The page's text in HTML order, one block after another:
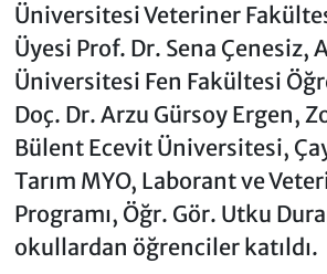
Üniversitesi Veteriner
Üyesi Prof. Dr. Sena Çenesiz,
Üniversitesi Fen Fakültesi
Doç. Dr. Arzu Gürsoy Ergen,
Bülent Ecevit Üniversitesi,
Tarım MYO, Laborant ve
Programı, Öğr. Gör. Utku
okullardan öğrenciler katıldı.